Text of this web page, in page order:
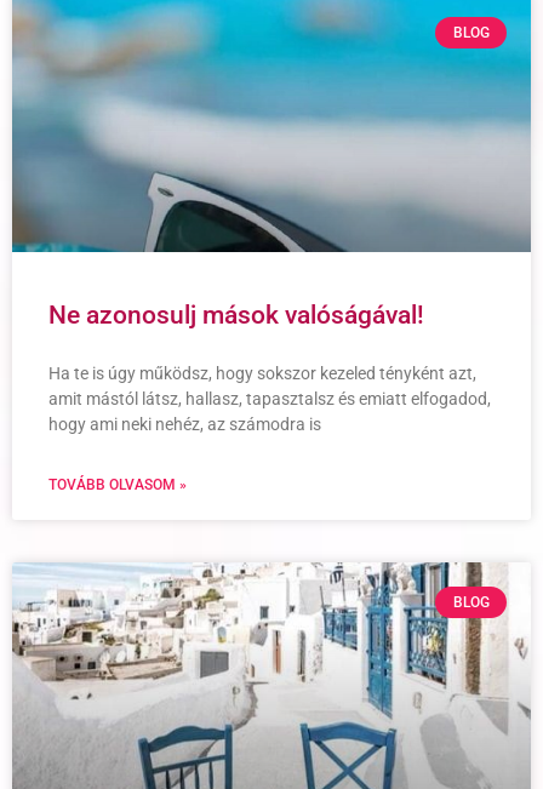
BLOG
Ne azonosulj mások valóságával!
Ha te is úgy működsz, hogy sokszor kezeled tényként azt,
amit mástól látsz, hallasz, tapasztalsz és emiatt elfogadod,
hogy ami neki nehéz, az számodra is
TOVÁBB OLVASOM »
BLOG